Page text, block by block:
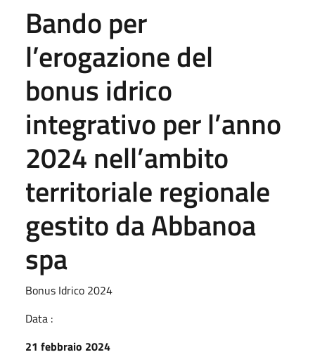
Bando per
l’erogazione del
bonus idrico
integrativo per l’anno
2024 nell’ambito
territoriale regionale
gestito da Abbanoa
spa
Bonus Idrico 2024
Data :
21 febbraio 2024